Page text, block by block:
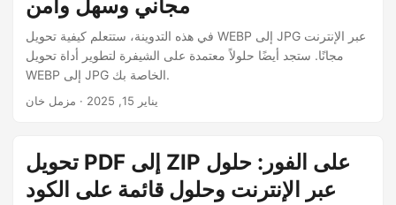
مجاني وسهل وآمن
في هذه التدوينة، ستتعلم كيفية تحويل WEBP إلى JPG عبر الإنترنت
مجانًا. ستجد أيضًا حلولاً معتمدة على الشيفرة لتطوير أداة تحويل
WEBP إلى JPG الخاصة بك.
يناير 15, 2025 · مزمل خان
تحويل PDF إلى ZIP على الفور: حلول
عبر الإنترنت وحلول قائمة على الكود